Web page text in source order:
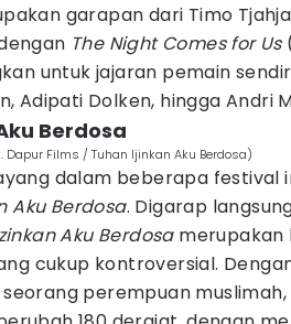
garapan dari Timo
The Night Comes for Us
untuk jajaran pemain
Adipati Dolken, hingga Andri
Berdosa
Dapur Films / Tuhan Ijinkan Aku Berdosa)
dalam beberapa festival
Aku Berdosa. Digarap
Aku Berdosamerupakan
cukup kontroversial.
perempuan muslimah,